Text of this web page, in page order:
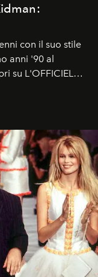
con il suo stile
anni '90 al
su L'OFFICIEL